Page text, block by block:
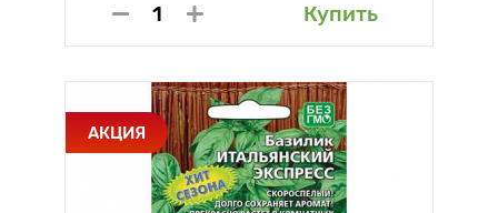
Купить
АКЦИЯ